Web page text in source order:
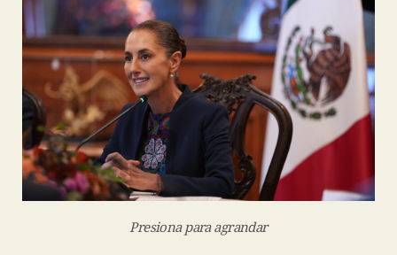
Presiona para agrandar